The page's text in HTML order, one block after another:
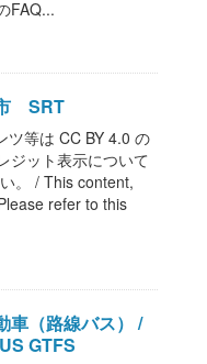
FAQ...
市 SRT
ツ等は CC BY 4.0 の
ジット表示について
。 / This content,
refer to this
車（路線バス） /
GTFS